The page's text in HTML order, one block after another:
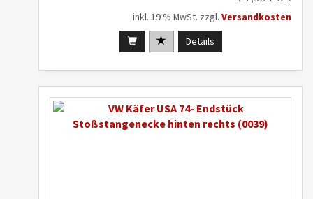
inkl. 19 % MwSt. zzgl. Versandkosten
Details